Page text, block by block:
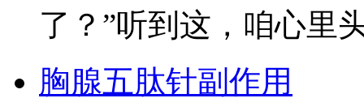
了？”听到这，咱心里
胸腺五肽针副作用